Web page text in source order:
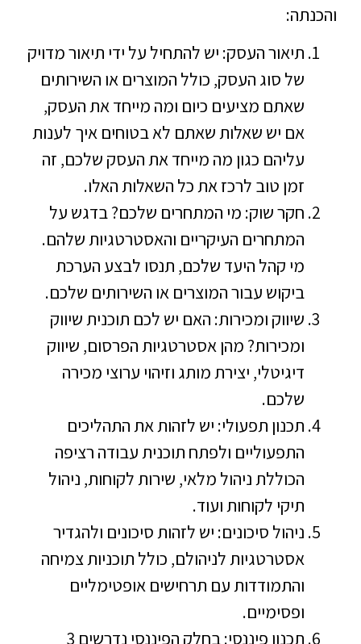
והכנתה:
תיאור העסק: יש להתחיל על ידי תיאור מדויק
של סוג העסק, כולל המוצרים או השירותים
שאתם מציעים כיום ומה מייחד את העסק,
אם יש שאלות שאתם לא בטוחים איך לענות
עליהם כגון מה מייחד את העסק שלכם, זה
זמן טוב לרכז את כל השאלות האלו.
חקר שוק: מי המתחרים שלכם? בדגש על
המתחרים העיקריים והאסטרטגיות שלהם.
מי קהל היעד שלכם, תנסו לבצע הערכת
ביקוש עבור המוצרים או השירותים שלכם.
שיווק ומכירות: האם יש לכם תוכנית שיווק
ומכירות? מהן אסטרטגיות הפרסום, שיווק
דיגיטלי, יצירת מותג וזיהוי ערוצי מכירה
שלכם.
תכנון תפעולי: יש לזהות את התהליכים
התפעוליים ולפתח תוכנית עבודה רציפה
הכוללת ניהול מלאי, שירות לקוחות, ניהול
תיקי לקוחות ועוד.
ניהול סיכונים: יש לזהות סיכונים ולהגדיר
אסטרטגיות לניהולם, כולל תוכניות צמיחה
והתמודדות עם תרחישים אופטימליים
ופסימיים.
תכנון פיננסי
: בחלק הפיננסי נדרשים 3